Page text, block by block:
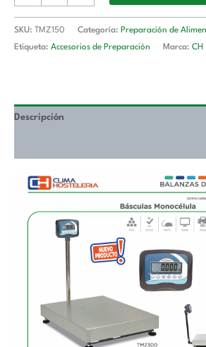
BAXTRAN
SKU: TMZ150 Categoría: Preparación de
Etiqueta: Accesorios de Preparación Marca: CH
Descripción